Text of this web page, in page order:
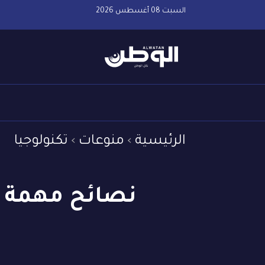
السبت 08 أغسطس 2026
الرئيسية منوعات تكنولوجيا
نصائح مهمة